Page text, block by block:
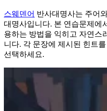
스웨덴어 반사대명사는 주어
대명사입니다. 본 연습문제에
용하는 방법을 익히고 자연스
니다. 각 문장에 제시된 힌트
선택하세요.